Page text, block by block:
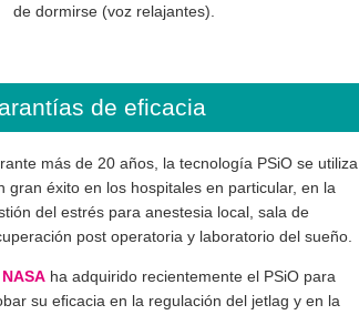
de dormirse (voz relajantes).
de eficacia
más de 20 años, la tecnología PSiO se utiliza
gran éxito en los hospitales en particular, en la
del estrés para anestesia local, sala de
post operatoria y laboratorio del sueño.
NASA ha adquirido recientemente el PSiO para
su eﬁcacia en la regulación del jetlag y en la